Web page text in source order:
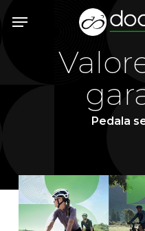
Menu
Pedala